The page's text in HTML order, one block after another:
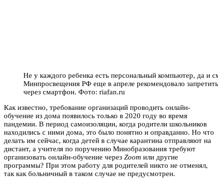
Не у каждого ребенка есть персональный компьютер, да и
Минпросвещения РФ еще в апреле рекомендовало
через смартфон. Фото: riafan.ru
Как известно, требование организаций проводить онлайн-
обучение из дома появилось только в 2020 году во время
пандемии. В период самоизоляции, когда родители школьников
находились с ними дома, это было понятно и оправданно. Но что
делать им сейчас, когда детей в случае карантина отправляют на
дистант, а учителя по поручению Минобразования требуют
организовать онлайн-обучение через Zoom или другие
программы? При этом работу для родителей никто не отменял,
так как больничный в таком случае не предусмотрен.